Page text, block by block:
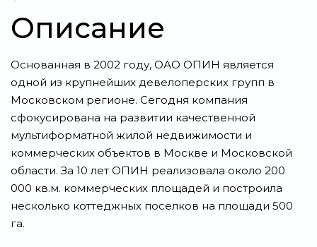
Описание
Основанная в 2002 году, ОАО ОПИН является
одной из крупнейших девелоперских групп в
Московском регионе. Сегодня компания
сфокусирована на развитии качественной
мультиформатной жилой недвижимости и
коммерческих объектов в Москве и Московской
области. За 10 лет ОПИН реализовала около 200
000 кв.м. коммерческих площадей и построила
несколько коттеджных поселков на площади 500
га.